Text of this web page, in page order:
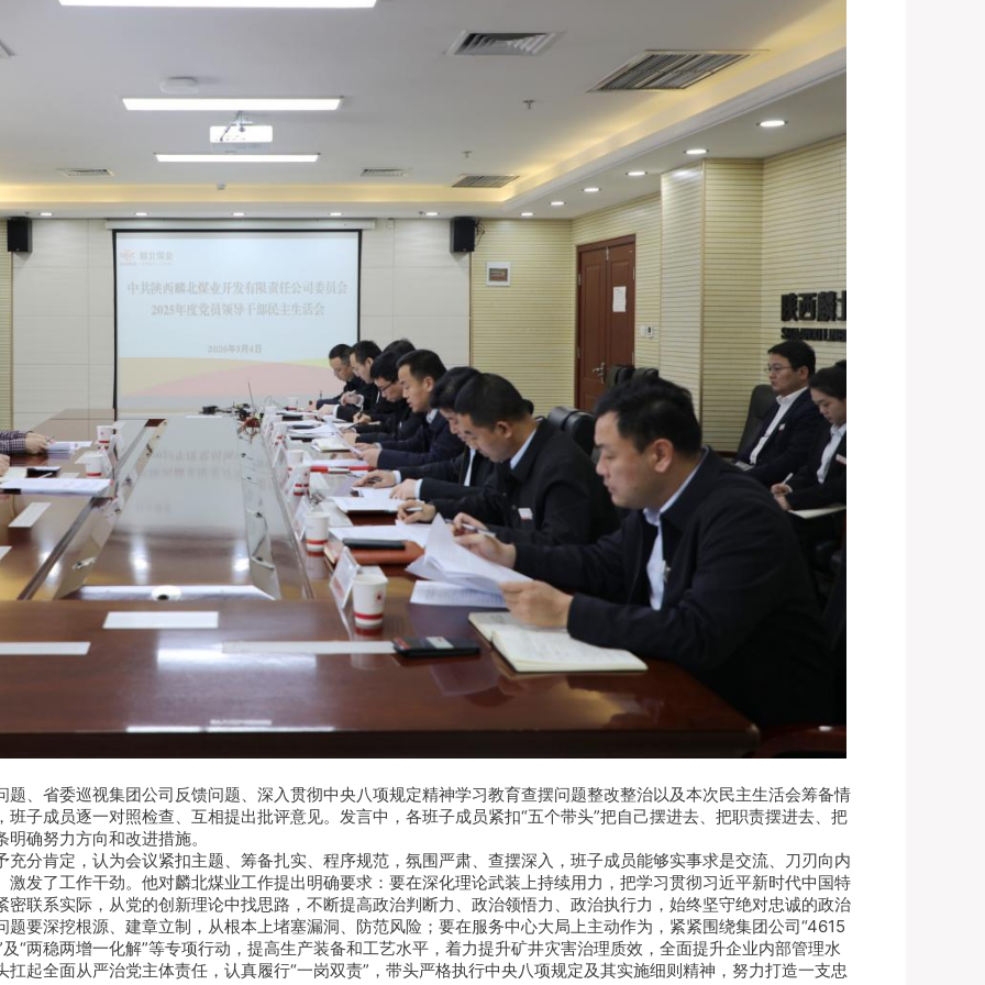
、省委巡视集团公司反馈问题、深入贯彻中央八项规定精神学习教育查摆问题整改整治以及本次民主生活会筹备情
子成员逐一对照检查、互相提出批评意见。发言中，各班子成员紧扣“五个带头”把自己摆进去、把职责摆进去、把
确努力方向和改进措施。
分肯定，认为会议紧扣主题、筹备扎实、程序规范，氛围严肃、查摆深入，班子成员能够实事求是交流、刀刃向内
发了工作干劲。他对麟北煤业工作提出明确要求：要在深化理论武装上持续用力，把学习贯彻习近平新时代中国特
联系实际，从党的创新理论中找思路，不断提高政治判断力、政治领悟力、政治执行力，始终坚守绝对忠诚的政治
要深挖根源、建章立制，从根本上堵塞漏洞、防范风险；要在服务中心大局上主动作为，紧紧围绕集团公司“4615
“两稳两增一化解”等专项行动，提高生产装备和工艺水平，着力提升矿井灾害治理质效，全面提升企业内部管理水
起全面从严治党主体责任，认真履行“一岗双责”，带头严格执行中央八项规定及其实施细则精神，努力打造一支忠